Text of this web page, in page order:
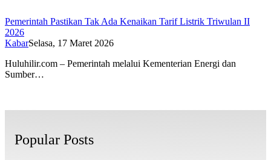
Pemerintah Pastikan Tak Ada Kenaikan Tarif Listrik Triwulan II
2026
KabarSelasa, 17 Maret 2026
Huluhilir.com – Pemerintah melalui Kementerian Energi dan
Sumber…
Popular Posts